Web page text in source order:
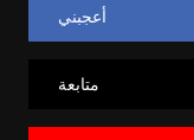
أعجبني
متابعة